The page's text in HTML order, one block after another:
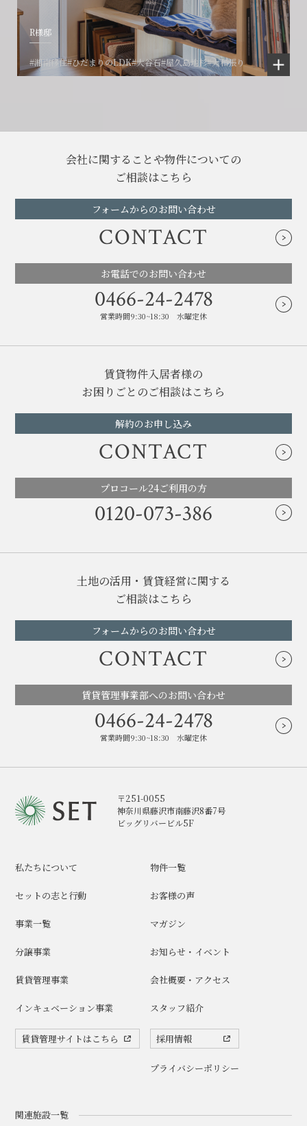
R様邸
#湘南移住#ひだまりのLDK#大谷石#屋久島地杉#大和張り
会社に関することや物件についての
ご相談はこちら
フォームからのお問い合わせ
CONTACT
お電話でのお問い合わせ
0466-24-2478
営業時間9:30~18:30 水曜定休
賃貸物件入居者様の
お困りごとのご相談はこちら
解約のお申し込み
CONTACT
プロコール24ご利用の方
0120-073-386
土地の活用・賃貸経営に関する
ご相談はこちら
フォームからのお問い合わせ
CONTACT
賃貸管理事業部へのお問い合わせ
0466-24-2478
営業時間9:30~18:30 水曜定休
〒251-0055
神奈川県藤沢市南藤沢8番7号
ビッグリバービル5F
私たちについて
セットの志と行動
事業一覧
分譲事業
賃貸管理事業
インキュベーション事業
賃貸管理サイトはこちら
物件一覧
お客様の声
マガジン
お知らせ・イベント
会社概要・アクセス
スタッフ紹介
採用情報
プライバシーポリシー
関連施設一覧